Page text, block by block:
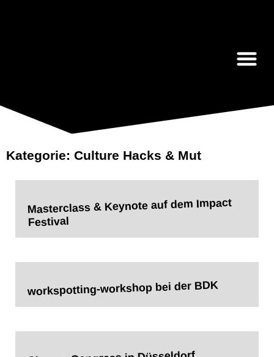
Kategorie: Culture Hacks & Mut
Masterclass & Keynote auf dem Impact
Festival
workspotting-workshop bei der BDK